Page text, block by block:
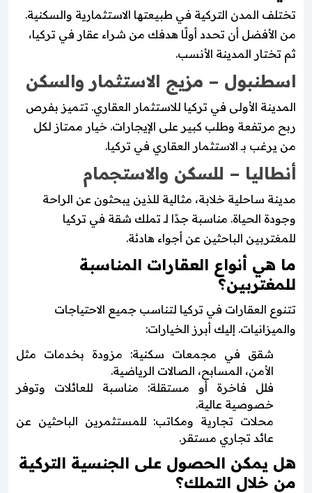
تختلف المدن التركية في طبيعتها الاستثمارية والسكنية.
من الأفضل أن تحدد أولًا هدفك من شراء عقار في تركيا،
ثم تختار المدينة الأنسب.
اسطنبول – مزيج الاستثمار والسكن
المدينة الأولى في تركيا للاستثمار العقاري. تتميز بفرص
ربح مرتفعة وطلب كبير على الإيجارات. خيار ممتاز لكل
من يرغب بـ الاستثمار العقاري في تركيا.
أنطاليا – للسكن والاستجمام
مدينة ساحلية خلابة، مثالية للذين يبحثون عن الراحة
وجودة الحياة. مناسبة جدًا لـ تملك شقة في تركيا
للمغتربين الباحثين عن أجواء هادئة.
ما هي أنواع العقارات المناسبة
للمغتربين؟
تتنوع العقارات في تركيا لتناسب جميع الاحتياجات
والميزانيات. إليك أبرز الخيارات:
شقق في مجمعات سكنية: مزودة بخدمات مثل
الأمن، المسابح، الصالات الرياضية.
فلل فاخرة أو مستقلة: مناسبة للعائلات وتوفر
خصوصية عالية.
محلات تجارية ومكاتب: للمستثمرين الباحثين عن
عائد تجاري مستقر.
هل يمكن الحصول على الجنسية التركية
من خلال التملك؟